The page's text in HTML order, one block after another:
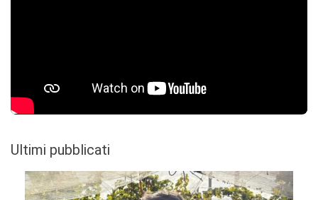
Ultimi pubblicati